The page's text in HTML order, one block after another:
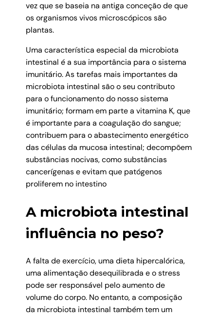
vez que se baseia na antiga conceção de que
os organismos vivos microscópicos são
plantas.
Uma característica especial da microbiota
intestinal é a sua importância para o sistema
imunitário. As tarefas mais importantes da
microbiota intestinal são o seu contributo
para o funcionamento do nosso sistema
imunitário; formam em parte a vitamina K, que
é importante para a coagulação do sangue;
contribuem para o abastecimento energético
das células da mucosa intestinal; decompõem
substâncias nocivas, como substâncias
cancerígenas e evitam que patógenos
proliferem no intestino
A microbiota intestinal
influência no peso?
A falta de exercício, uma dieta hipercalórica,
uma alimentação desequilibrada e o stress
pode ser responsável pelo aumento de
volume do corpo. No entanto, a composição
da microbiota intestinal também tem um